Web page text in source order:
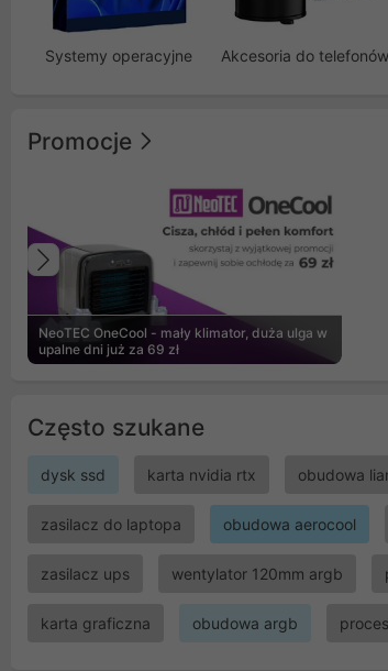
Systemy operacyjne
Promocje
NeoTEC OneCool - mały klimator, duża ulga w
upalne dni już za 69 zł
Poprzedni
Często szukane
dysk ssd karta nvidia rtx obudowa
zasilacz do laptopa obudowa aerocool
zasilacz ups wentylator 120mm argb
karta graficzna obudowa argb